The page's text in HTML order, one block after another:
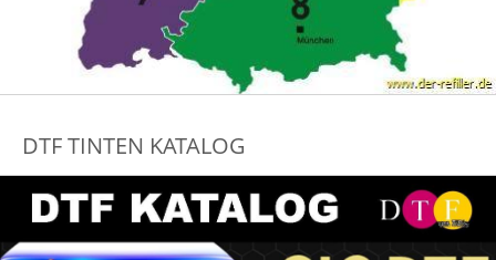
DTF TINTEN KATALOG